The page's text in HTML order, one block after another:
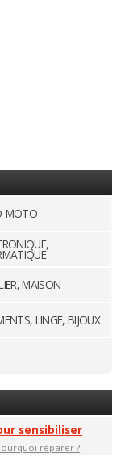
MOTO
MAISON
LINGE, BIJOUX
sensibiliser
réparer ? —